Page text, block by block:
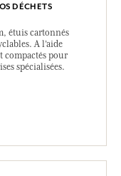
DÉCHETS
étuis cartonnés
A l’aide
compactés pour
spécialisées.